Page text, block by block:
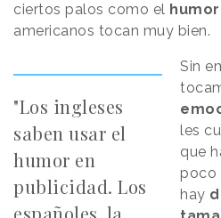
ciertos palos como el humor
americanos tocan muy bien.
"Los ingleses
saben usar el
humor en
publicidad. Los
Sin
les
que
poco
hay